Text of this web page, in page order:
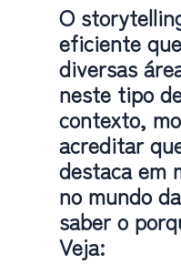
O
eficiente
diversas
neste tipo
contexto,
acreditar
destaca em
no mundo
saber o
Veja: